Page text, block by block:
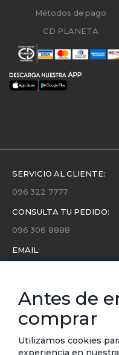
Métodos de pago
CD PLANETA
SERVICIO AL CLIENTE:
096 322 7777
CONSULTA TU PEDIDO:
096 306 8888
EMAIL:
Conoce toda la
eventos y ofertas.
Subscríbete a nuestro
Antes de
comprar
Utilizamos cookies
experiencia en